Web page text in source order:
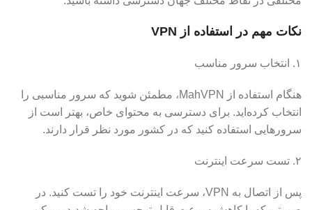
نکات مهم در استفاده از VPN
۱. انتخاب سرور مناسب
هنگام استفاده از MahVPN، مطمئن شوید که سرور مناسبی را
انتخاب کرده‌اید. برای دسترسی به محتوای خاص، بهتر است از
سرورهایی استفاده کنید که در کشور مورد نظر قرار دارند.
۲. تست سرعت اینترنت
پس از اتصال به VPN، سرعت اینترنت خود را تست کنید. در